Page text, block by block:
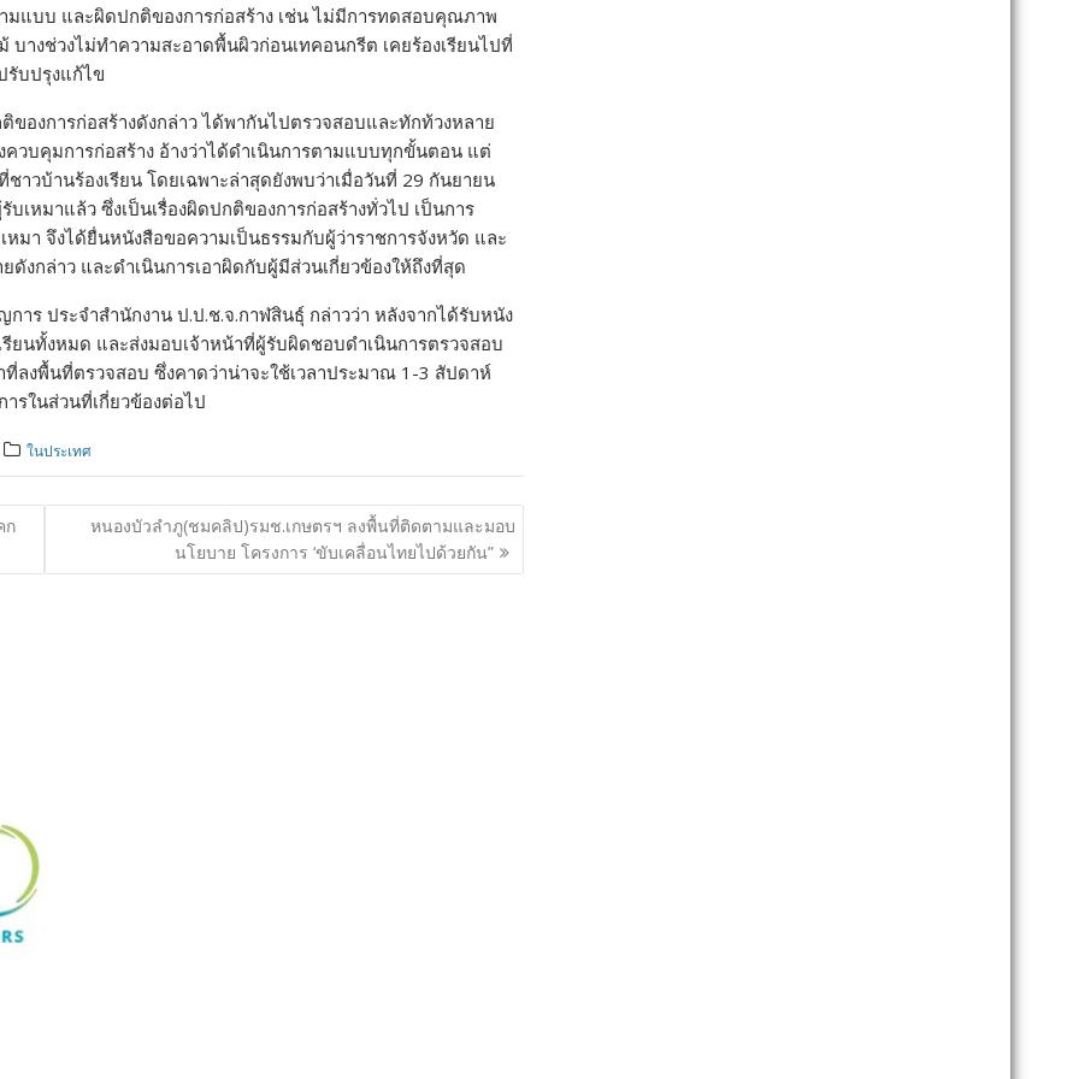
แบบ และผิดปกติของการก่อสร้าง เช่น ไม่มีการทดสอบคุณภาพ
างช่วงไม่ทำความสะอาดพื้นผิวก่อนเทคอนกรีต เคยร้องเรียนไปที่
รับปรุงแก้ไข
งการก่อสร้างดังกล่าว ได้พากันไปตรวจสอบและทักท้วงหลาย
วบคุมการก่อสร้าง อ้างว่าได้ดำเนินการตามแบบทุกขั้นตอน แต่
วบ้านร้องเรียน โดยเฉพาะล่าสุดยังพบว่าเมื่อวันที่ 29 กันยายน
เหมาแล้ว ซึ่งเป็นเรื่องผิดปกติของการก่อสร้างทั่วไป เป็นการ
หมา จึงได้ยื่นหนังสือขอความเป็นธรรมกับผู้ว่าราชการจังหวัด และ
งกล่าว และดำเนินการเอาผิดกับผู้มีส่วนเกี่ยวข้องให้ถึงที่สุด
ร ประจำสำนักงาน ป.ป.ช.จ.กาฬสินธุ์ กล่าวว่า หลังจากได้รับหนัง
รียนทั้งหมด และส่งมอบเจ้าหน้าที่ผู้รับผิดชอบดำเนินการตรวจสอบ
ลงพื้นที่ตรวจสอบ ซึ่งคาดว่าน่าจะใช้เวลาประมาณ 1-3 สัปดาห์
รในส่วนที่เกี่ยวข้องต่อไป
ในประเทศ
ก
หนองบัวลำภู(ชมคลิป)รมช.เกษตรฯ ลงพื้นที่ติดตามและมอบ
นโยบาย โครงการ ‘ขับเคลื่อนไทยไปด้วยกัน”